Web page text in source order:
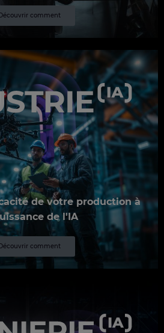
Découvrir comment
de votre production à
de l'IA
Découvrir comment